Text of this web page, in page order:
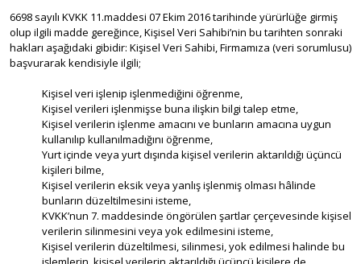
6698 sayılı KVKK 11.maddesi 07 Ekim 2016 tarihinde yürürlüğe girmiş
olup ilgili madde gereğince, Kişisel Veri Sahibi’nin bu tarihten sonraki
hakları aşağıdaki gibidir: Kişisel Veri Sahibi, Firmamıza (veri sorumlusu)
başvurarak kendisiyle ilgili;
Kişisel veri işlenip işlenmediğini öğrenme,
Kişisel verileri işlenmişse buna ilişkin bilgi talep etme,
Kişisel verilerin işlenme amacını ve bunların amacına uygun
kullanılıp kullanılmadığını öğrenme,
Yurt içinde veya yurt dışında kişisel verilerin aktarıldığı üçüncü
kişileri bilme,
Kişisel verilerin eksik veya yanlış işlenmiş olması hâlinde
bunların düzeltilmesini isteme,
KVKK’nun 7. maddesinde öngörülen şartlar çerçevesinde kişisel
verilerin silinmesini veya yok edilmesini isteme,
Kişisel verilerin düzeltilmesi, silinmesi, yok edilmesi halinde bu